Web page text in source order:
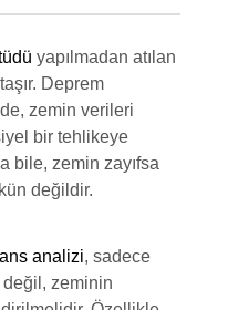
yapılmadan atılan
Deprem
zemin verileri
bir tehlikeye
bile, zemin zayıfsa
değildir.
analizi, sadece
değil, zeminin